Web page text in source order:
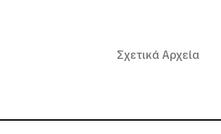
Σχετικά Αρχεία